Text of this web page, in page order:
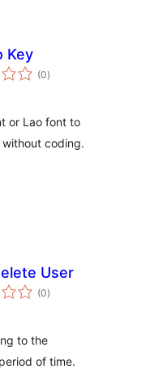
Key
(0toplam
puan
)
or Lao font to
coding.
User
(0toplam
puan
)
to the
of time.